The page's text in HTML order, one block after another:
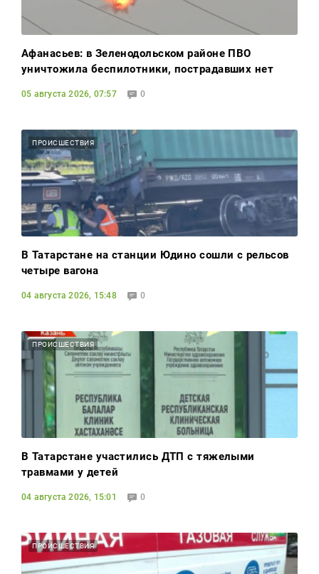
Афанасьев: в Зеленодольском районе ПВО
уничтожила беспилотники, пострадавших нет
05 августа 2026, 07:57 0
ПРОИСШЕСТВИЯ
В Татарстане на станции Юдино сошли с рельсов
четыре вагона
04 августа 2026, 15:48 0
ПРОИСШЕСТВИЯ
В Татарстане участились ДТП с тяжелыми
травмами у детей
04 августа 2026, 15:01 0
ПРОИСШЕСТВИЯ